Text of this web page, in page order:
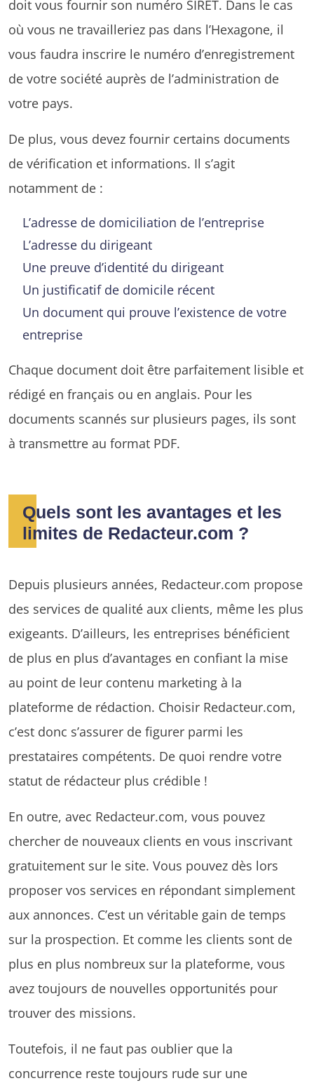
doit vous fournir son numéro SIRET. Dans le cas
où vous ne travailleriez pas dans l’Hexagone, il
vous faudra inscrire le numéro d’enregistrement
de votre société auprès de l’administration de
votre pays.
De plus, vous devez fournir certains documents
de vérification et informations. Il s’agit
notamment de :
L’adresse de domiciliation de l’entreprise
L’adresse du dirigeant
Une preuve d’identité du dirigeant
Un justificatif de domicile récent
Un document qui prouve l’existence de votre
entreprise
Chaque document doit être parfaitement lisible et
rédigé en français ou en anglais. Pour les
documents scannés sur plusieurs pages, ils sont
à transmettre au format PDF.
Quels sont les avantages et les
limites de Redacteur.com ?
Depuis plusieurs années, Redacteur.com propose
des services de qualité aux clients, même les plus
exigeants. D’ailleurs, les entreprises bénéficient
de plus en plus d’avantages en confiant la mise
au point de leur contenu marketing à la
plateforme de rédaction. Choisir Redacteur.com,
c’est donc s’assurer de figurer parmi les
prestataires compétents. De quoi rendre votre
statut de rédacteur plus crédible !
En outre, avec Redacteur.com, vous pouvez
chercher de nouveaux clients en vous inscrivant
gratuitement sur le site. Vous pouvez dès lors
proposer vos services en répondant simplement
aux annonces. C’est un véritable gain de temps
sur la prospection. Et comme les clients sont de
plus en plus nombreux sur la plateforme, vous
avez toujours de nouvelles opportunités pour
trouver des missions.
Toutefois, il ne faut pas oublier que la
concurrence reste toujours rude sur une